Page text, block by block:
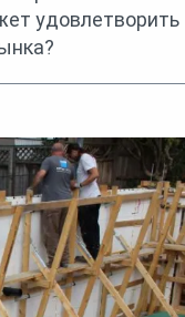
удовлетворить